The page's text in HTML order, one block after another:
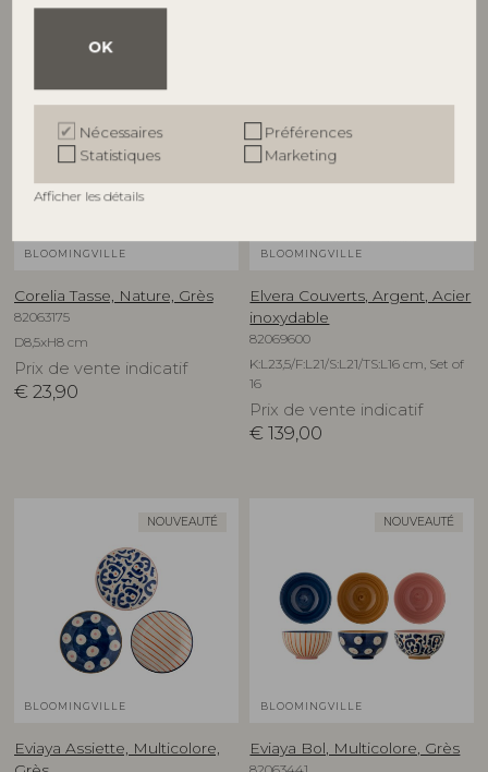
OK
Nécessaires
Préférences
Statistiques
Marketing
Afficher les détails
BLOOMINGVILLE
Corelia Tasse, Nature, Grès
82063175
D8,5xH8 cm
Prix de vente indicatif
€ 23,90
BLOOMINGVILLE
Elvera Couverts, Argent, Acier
inoxydable
82069600
K:L23,5/F:L21/S:L21/TS:L16 cm, Set of
16
Prix de vente indicatif
€ 139,00
NOUVEAUTÉ
BLOOMINGVILLE
Eviaya Assiette, Multicolore,
NOUVEAUTÉ
BLOOMINGVILLE
Eviaya Bol, Multicolore, Grès